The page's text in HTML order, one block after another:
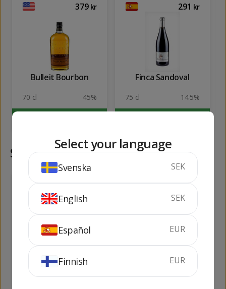
379 kr
Bulleit Bourbon
70 cl 45%
291 kr
Finca Sandoval
75 cl 14.5%
Samma kategori
415kr
San Cristoforo
Petit Verdot
364 kr
Bastarda
Select your language
Svenska SEK
English SEK
Español EUR
Finnish EUR